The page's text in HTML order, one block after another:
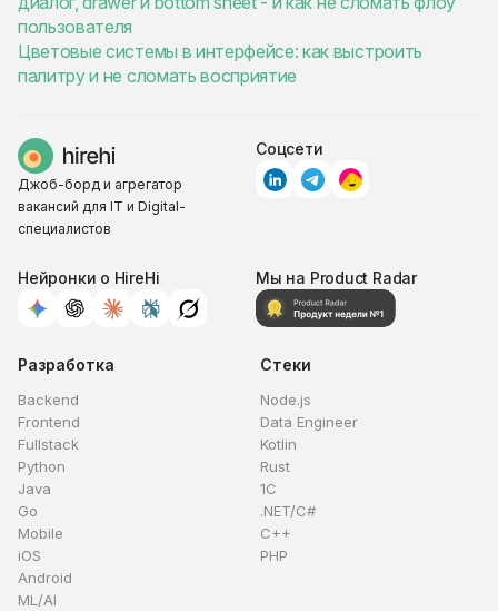
пользователя
Цветовые системы в интерфейсе: как выстроить
палитру и не сломать восприятие
Джоб-борд и агрегатор
вакансий для IT и Digital-
специалистов
Соцсети
Нейронки о HireHi Мы на Product Radar
Разработка
Backend
Frontend
Fullstack
Python
Java
Go
Mobile
iOS
Android
ML/AI
Стеки
Node.js
Data Engineer
Kotlin
Rust
1C
.NET/C#
C++
PHP